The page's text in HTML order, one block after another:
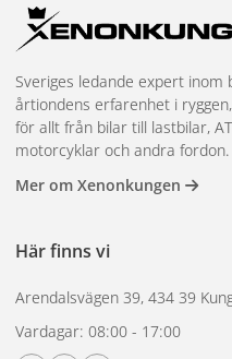
Sveriges ledande expert inom
årtiondens erfarenhet i
för allt från bilar till lastbilar,
motorcyklar och andra fordon.
Mer om Xenonkungen
Här finns vi
Arendalsvägen 39, 434 39
Vardagar: 08:00 - 17:00